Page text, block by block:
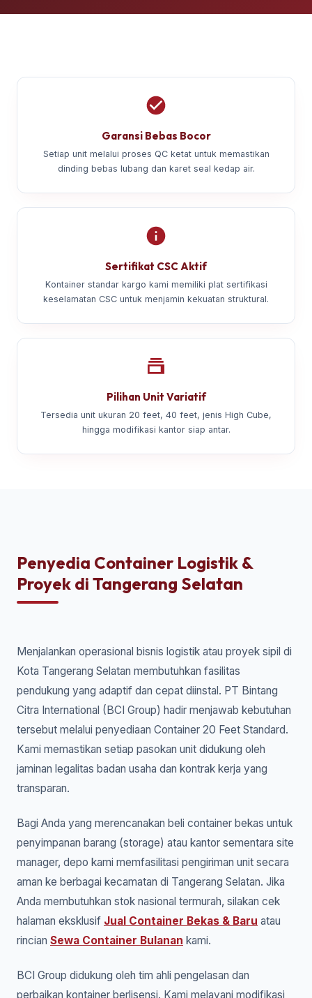
Garansi Bebas Bocor
Setiap unit melalui proses QC ketat untuk memastikan
dinding bebas lubang dan karet seal kedap air.
Sertifikat CSC Aktif
Kontainer standar kargo kami memiliki plat sertifikasi
keselamatan CSC untuk menjamin kekuatan struktural.
Pilihan Unit Variatif
Tersedia unit ukuran 20 feet, 40 feet, jenis High Cube,
hingga modifikasi kantor siap antar.
Penyedia Container Logistik &
Proyek di Tangerang Selatan
Menjalankan operasional bisnis logistik atau proyek sipil di
Kota Tangerang Selatan membutuhkan fasilitas
pendukung yang adaptif dan cepat diinstal. PT Bintang
Citra International (BCI Group) hadir menjawab kebutuhan
tersebut melalui penyediaan Container 20 Feet Standard.
Kami memastikan setiap pasokan unit didukung oleh
jaminan legalitas badan usaha dan kontrak kerja yang
transparan.
Bagi Anda yang merencanakan beli container bekas untuk
penyimpanan barang (storage) atau kantor sementara site
manager, depo kami memfasilitasi pengiriman unit secara
aman ke berbagai kecamatan di Tangerang Selatan. Jika
Anda membutuhkan stok nasional termurah, silakan cek
halaman eksklusif Jual Container Bekas & Baru atau
rincian Sewa Container Bulanan kami.
BCI Group didukung oleh tim ahli pengelasan dan
perbaikan kontainer berlisensi. Kami melayani modifikasi